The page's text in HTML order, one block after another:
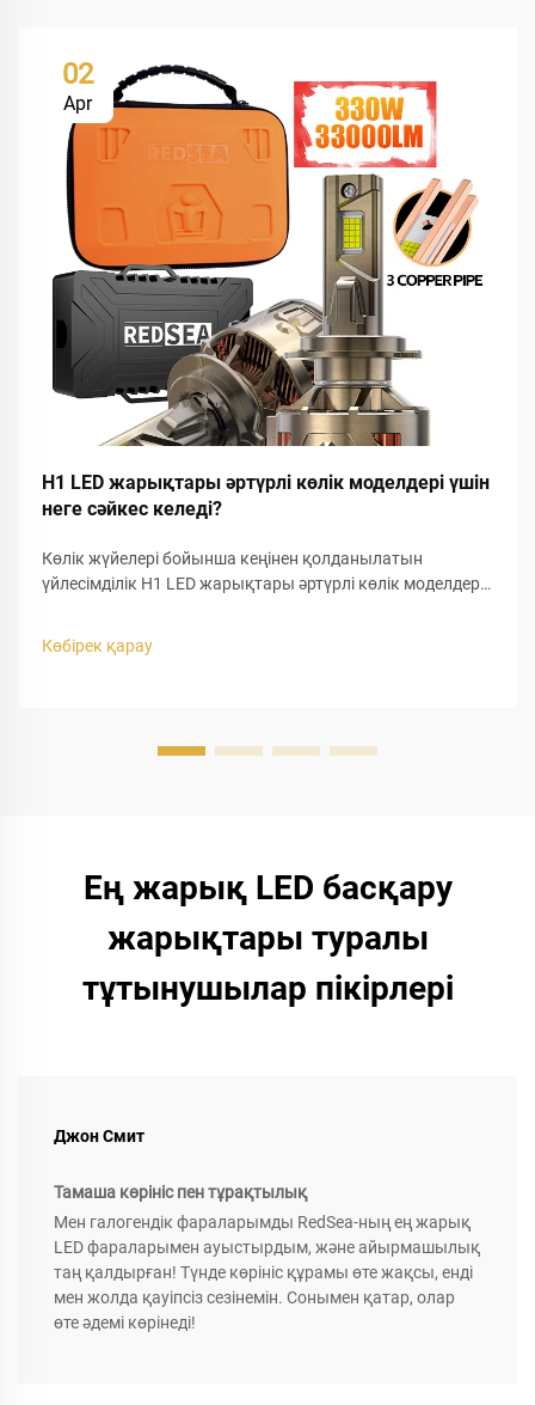
02
Apr
H1 LED жарықтары әртүрлі көлік моделдері үшін
неге сәйкес келеді?
Көлік жүйелері бойынша кеңінен қолданылатын
үйлесімділік H1 LED жарықтары әртүрлі көлік моделдері
автомобильдік жарықтандыруды жаңарту кезінде H1
Көбірек қарау
Ең жарық LED басқару
жарықтары туралы
тұтынушылар пікірлері
Джон Смит
Тамаша көрініс пен тұрақтылық
Мен галогендік фараларымды RedSea-ның ең жарық
LED фараларымен ауыстырдым, және айырмашылық
таң қалдырған! Түнде көрініс құрамы өте жақсы, енді
мен жолда қауіпсіз сезінемін. Сонымен қатар, олар
өте әдемі көрінеді!